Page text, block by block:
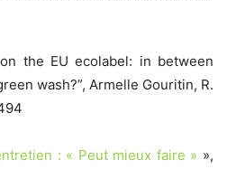
the EU ecolabel: in between
wash?”, Armelle Gouritin, R.
: « Peut mieux faire » »,